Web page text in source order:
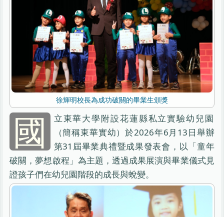
徐輝明校長為成功破關的畢業生頒獎
國
立東華大學附設花蓮縣私立實驗幼兒園
（簡稱東華實幼）於2026年6月13日舉辦
第31屆畢業典禮暨成果發表會，以「童年
破關，夢想啟程」為主題，透過成果展演與畢業儀式見
證孩子們在幼兒園階段的成長與蛻變。